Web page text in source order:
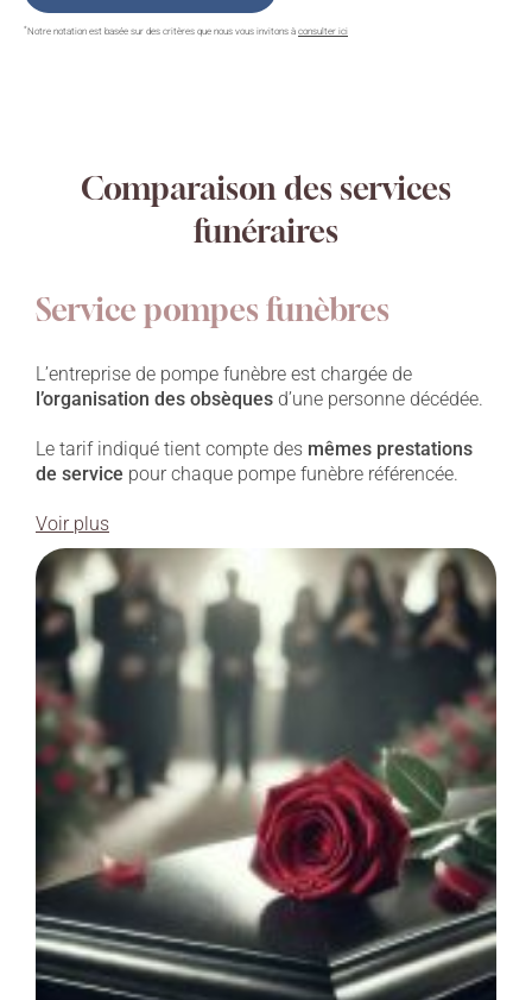
*Notre notation est basée sur des critères que nous vous invitons à consulter ici
Comparaison des services
funéraires
Service pompes funèbres
L’entreprise de pompe funèbre est chargée de
l’organisation des obsèques d’une personne décédée.
Le tarif indiqué tient compte des mêmes prestations
de service pour chaque pompe funèbre référencée.
Voir plus